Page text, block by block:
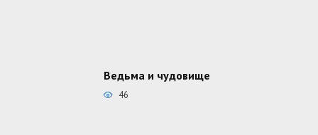
Ведьма и чудовище
46